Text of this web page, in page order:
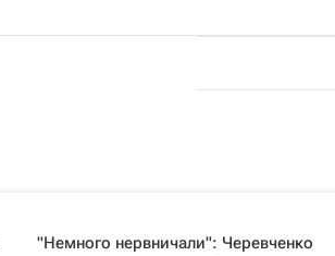
"Немного нервничали": Черевченко